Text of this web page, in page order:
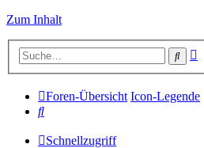
Zum Inhalt
Suche
Foren-Übersicht Icon-Legende
Suche
Schnellzugriff